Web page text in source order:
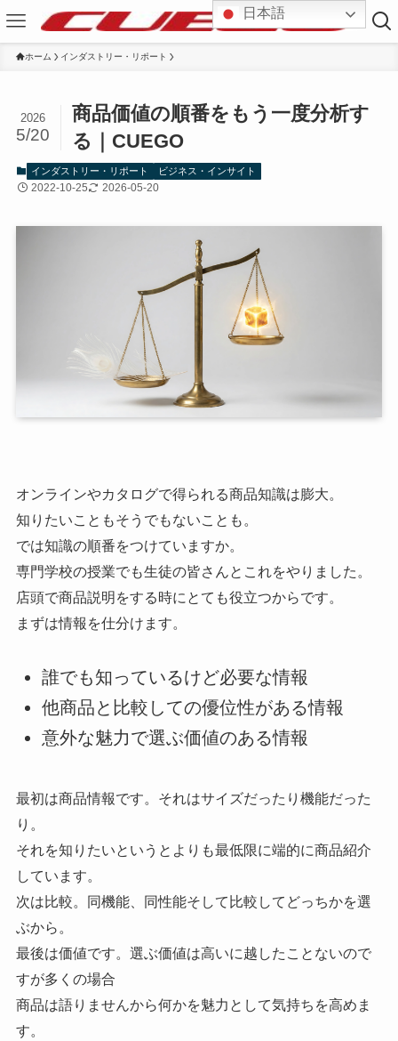
ホーム インダストリー・リポート
商品価値の順番をもう一度分析す
る｜CUEGO
2026
5/20
インダストリー・リポート ビジネス・インサイト
2022-10-25 2026-05-20
オンラインやカタログで得られる商品知識は膨大。
知りたいこともそうでもないことも。
では知識の順番をつけていますか。
専門学校の授業でも生徒の皆さんとこれをやりました。
店頭で商品説明をする時にとても役立つからです。
まずは情報を仕分けます。
誰でも知っているけど必要な情報
他商品と比較しての優位性がある情報
意外な魅力で選ぶ価値のある情報
最初は商品情報です。それはサイズだったり機能だった
り。
それを知りたいというとよりも最低限に端的に商品紹介
しています。
次は比較。同機能、同性能そして比較してどっちかを選
ぶから。
最後は価値です。選ぶ価値は高いに越したことないので
すが多くの場合
商品は語りませんから何かを魅力として気持ちを高めま
す。
日本語